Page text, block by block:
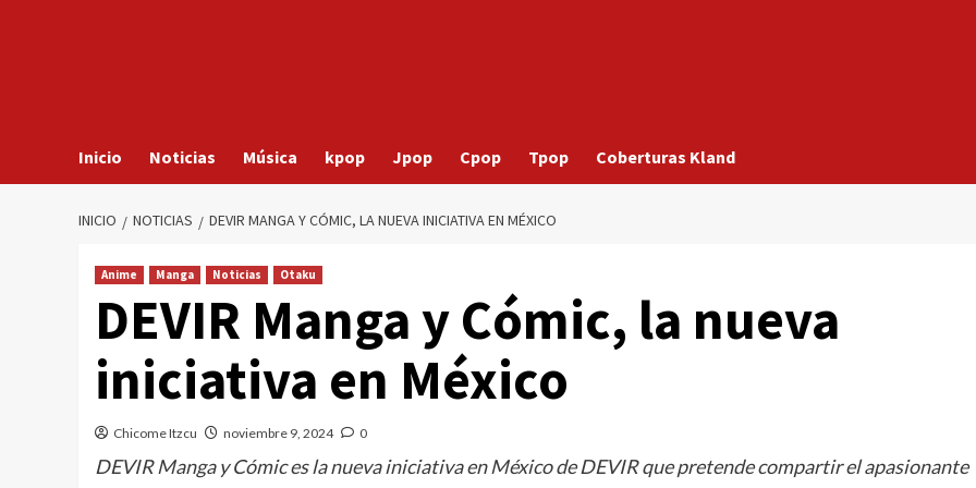
Inicio Noticias Música kpop Jpop Cpop Tpop Coberturas Kland
INICIO NOTICIAS DEVIR MANGA Y CÓMIC, LA NUEVA INICIATIVA EN MÉXICO
Anime Manga Noticias Otaku
DEVIR Manga y Cómic, la nueva
iniciativa en México
Chicome Itzcu noviembre 9, 2024 0
DEVIR Manga y Cómic es la nueva iniciativa en México de DEVIR que pretende compartir el apasionante